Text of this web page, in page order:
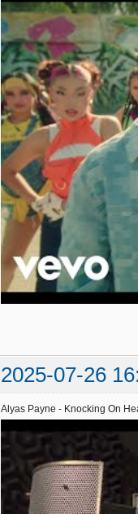
2025-07-26
Alyas Payne - Knocking On